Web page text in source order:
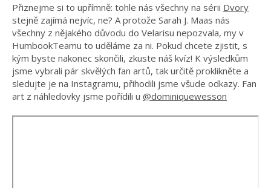
Přiznejme si to upřímně: tohle nás všechny na sérii Dvory
stejně zajímá nejvíc, ne? A protože Sarah J. Maas nás
všechny z nějakého důvodu do Velarisu nepozvala, my v
HumbookTeamu to uděláme za ni. Pokud chcete zjistit, s
kým byste nakonec skončili, zkuste náš kvíz! K výsledkům
jsme vybrali pár skvělých fan artů, tak určitě proklikněte a
sledujte je na Instagramu, přihodili jsme všude odkazy. Fan
art z náhledovky jsme pořídili u @dominiquewesson